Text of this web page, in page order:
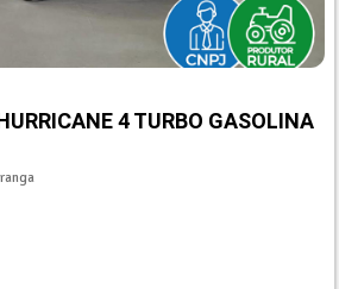
4 TURBO GASOLINA